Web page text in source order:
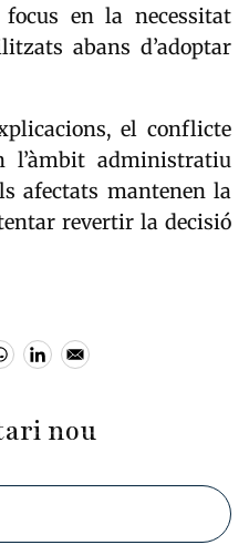
en la necessitat
abans d’adoptar
el conflicte
l’àmbit administratiu
afectats mantenen la
revertir la decisió
nou